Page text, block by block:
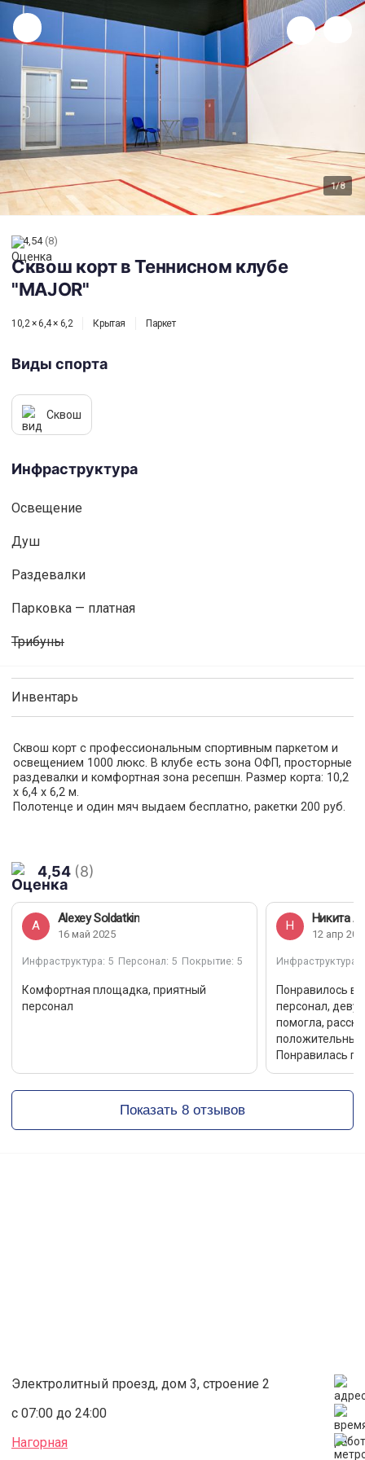
1/8
Сквош корт в Теннисном клубе "MAJOR"
4,54 (8)
Сквош корт в Теннисном клубе
"MAJOR"
10,2 × 6,4 × 6,2 Крытая Паркет
Виды спорта
Сквош
Инфраструктура
Освещениe
Душ
Раздевалки
Парковка — платная
Трибуны
Инвентарь
Сквош корт с профессиональным спортивным паркетом и
освещением 1000 люкс. В клубе есть зона ОФП, просторные
раздевалки и комфортная зона ресепшн. Размер корта: 10,2
х 6,4 х 6,2 м.
Полотенце и один мяч выдаем бесплатно, ракетки 200 руб.
4,54 (8)
A
Alexey Soldatkin
16 май 2025
Инфраструктура: 5 Персонал: 5 Покрытие: 5
Комфортная площадка, приятный
персонал
Н
Никита
12 апр
Инфраструктура
Понравилось в
персонал,
помогла,
Понравилась
Показать 8 отзывов
Электролитный проезд, дом 3, строение 2
с 07:00 до 24:00
Нагорная